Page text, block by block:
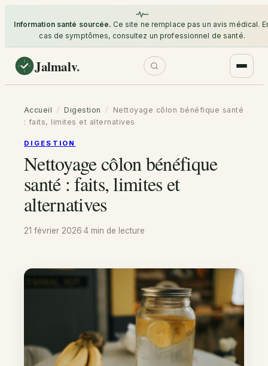
Information santé sourcée. Ce site ne remplace pas un avis médical.
cas de symptômes, consultez un professionnel de santé.
Jalmalv.
Accueil / Digestion /
Nettoyage côlon bénéfique santé
: faits, limites et alternatives
DIGESTION
Nettoyage côlon bénéfique
santé : faits, limites et
alternatives
21 février 2026·4 min de lecture